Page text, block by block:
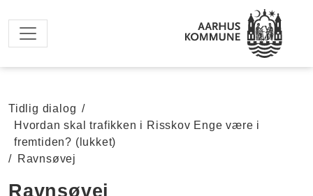
Tidlig dialog /
Hvordan skal trafikken i Risskov Enge være i
fremtiden? (lukket)
/ Ravnsøvej
Ravnsøvej